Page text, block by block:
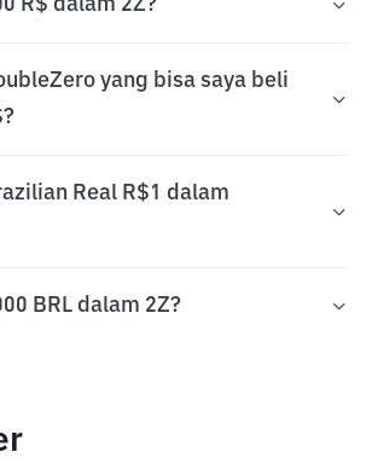
R$ dalam 2Z?
yang bisa saya beli
Real R$1 dalam
BRL dalam 2Z?